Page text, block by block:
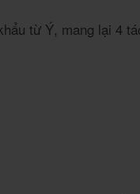
từ Ý, mang lại 4